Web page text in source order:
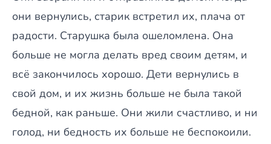
они вернулись, старик встретил их, плача от
радости. Старушка была ошеломлена. Она
больше не могла делать вред своим детям, и
всё закончилось хорошо. Дети вернулись в
свой дом, и их жизнь больше не была такой
бедной, как раньше. Они жили счастливо, и ни
голод, ни бедность их больше не беспокоили.